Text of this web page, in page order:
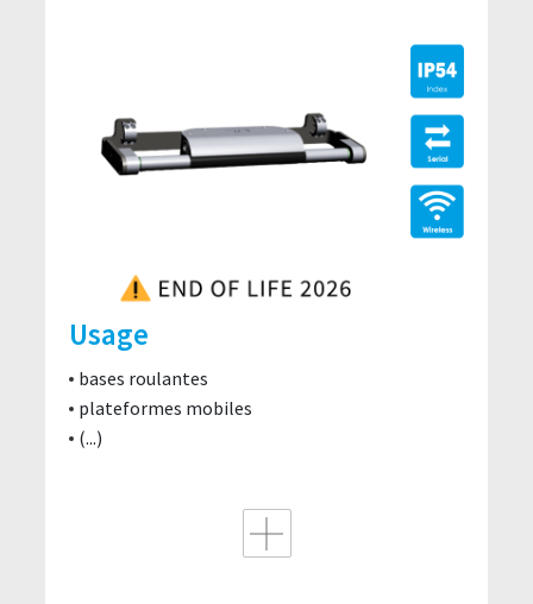
Usage
bases roulantes
plateformes mobiles
(...)